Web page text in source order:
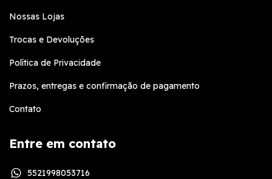
Nossas Lojas
Trocas e Devoluções
Política de Privacidade
Prazos, entregas e confirmação de pagamento
Contato
Entre em contato
5521998053716